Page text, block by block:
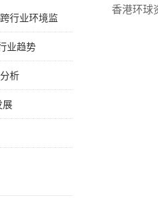
香港环球
行业环境监
业趋势
析
展